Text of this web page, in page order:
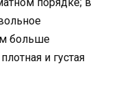
больше
и густая